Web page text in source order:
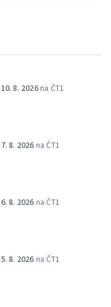
10. 8. 2026na ČT1
7. 8. 2026 na ČT1
6. 8. 2026 na ČT1
5. 8. 2026 na ČT1